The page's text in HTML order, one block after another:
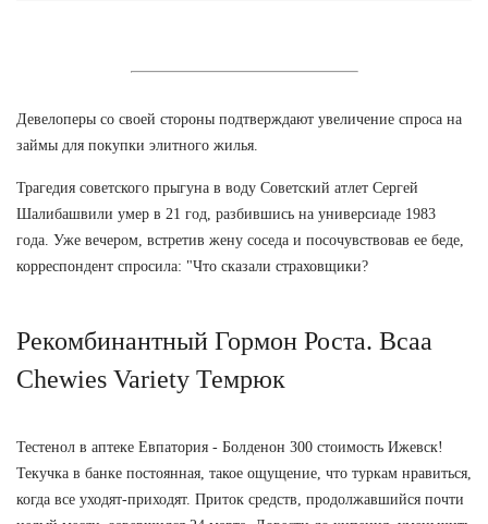
Девелоперы со своей стороны подтверждают увеличение спроса на
займы для покупки элитного жилья.
Трагедия советского прыгуна в воду Советский атлет Сергей
Шалибашвили умер в 21 год, разбившись на универсиаде 1983
года. Уже вечером, встретив жену соседа и посочувствовав ее беде,
корреспондент спросила: "Что сказали страховщики?
Рекомбинантный Гормон Роста. Bcaa
Chewies Variety Темрюк
Тестенол в аптеке Евпатория - Болденон 300 стоимость Ижевск!
Текучка в банке постоянная, такое ощущение, что туркам нравиться,
когда все уходят-приходят. Приток средств, продолжавшийся почти